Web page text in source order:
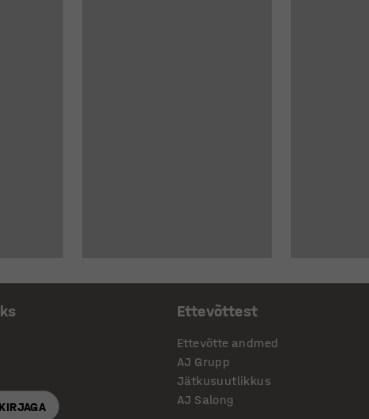
Ettevõttest
Ettevõtte andmed
AJ Grupp
Jätkusuutlikkus
AJ Salong